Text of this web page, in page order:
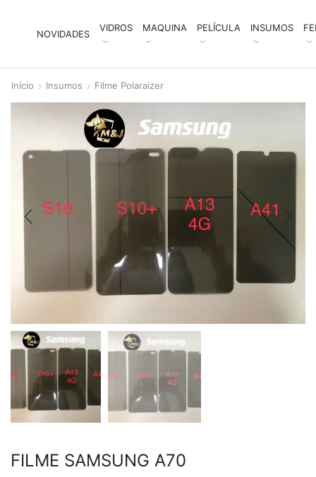
NOVIDADES
VIDROS MAQUINA PELÍCULA INSUMOS
Início Insumos Filme Polaraizer
FILME SAMSUNG A70